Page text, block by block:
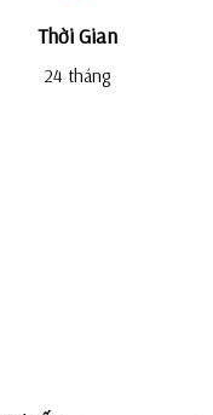
Thời Gian
24 tháng